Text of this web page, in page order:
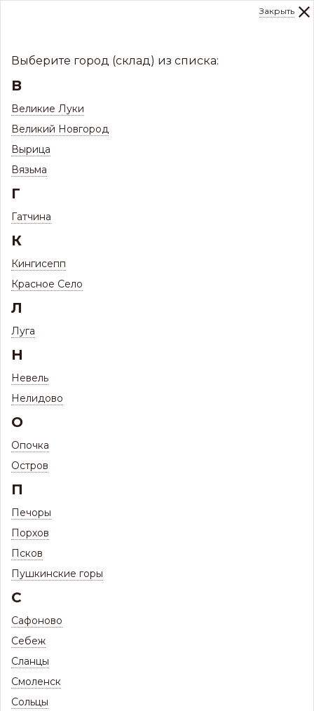
291-000
Профнастил под дерево, камень, кирпич
ПРОФНАСТИЛ ПОД ДЕРЕВО, КАМЕНЬ,
Сортировать по:
Закрыть
Выберите город (склад) из списка:
В
Великие Луки
Великий Новгород
Вырица
Вязьма
Г
Гатчина
К
Кингисепп
Красное Село
Л
Луга
Н
Невель
Нелидово
О
Опочка
Остров
П
Печоры
Порхов
Псков
Пушкинские горы
С
Сафоново
Себеж
Сланцы
Смоленск
Сольцы